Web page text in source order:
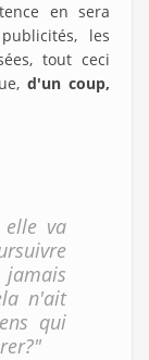
en sera
les
tout ceci
d'un coup,
elle va
n'ait
qui